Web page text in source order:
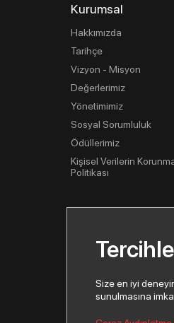
Kurumsal
Hakkımızda
Tarihçe
Vizyon - Misyon
Değerlerimiz
Yönetimimiz
Sosyal Sorumluluk
Ödüllerimiz
Kişisel Verilerin
Politikası
Size en iyi
sunulmasına